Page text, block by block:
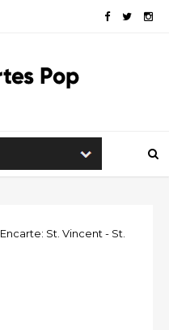
Encarte: St. Vincent - St.